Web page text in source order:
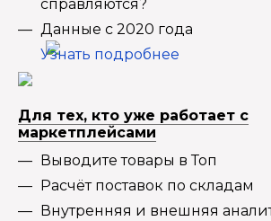
справляются?
Данные с 2020 года
Узнать подробнее
Для тех, кто уже работает с
маркетплейсами
Выводите товары в Топ
Расчёт поставок по складам
Внутренняя и внешняя